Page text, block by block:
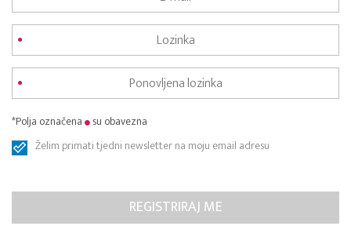
*Polja označena
su obavezna
Želim primati tjedni newsletter na moju email adresu